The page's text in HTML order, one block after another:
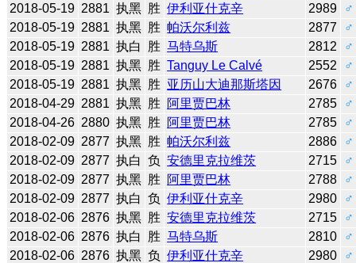
2018-05-19 2881 执黑 胜 伊利亚什克辛 2989
♂
2018-05-19 2881 执黑 胜 帕沃尔利兹 2877
♂
2018-05-19 2881 执白 胜 马特乌斯 2812
♂
2018-05-19 2881 执黑 胜 Tanguy Le Calvé 2552
♂
2018-05-19 2881 执黑 胜 亚历山大迪那斯塔因 2676
♂
2018-04-29 2881 执黑 胜 阿里贾巴林 2785
♂
2018-04-26 2880 执黑 胜 阿里贾巴林 2785
♂
2018-02-09 2877 执黑 胜 帕沃尔利兹 2886
♂
2018-02-09 2877 执白 负 安德里克拉维茨 2715
♂
2018-02-09 2877 执黑 胜 阿里贾巴林 2788
♂
2018-02-09 2877 执白 负 伊利亚什克辛 2980
♂
2018-02-06 2876 执黑 胜 安德里克拉维茨 2715
♂
2018-02-06 2876 执白 胜 马特乌斯 2810
♂
2018-02-06 2876 执黑 负 伊利亚什克辛 2980
♂